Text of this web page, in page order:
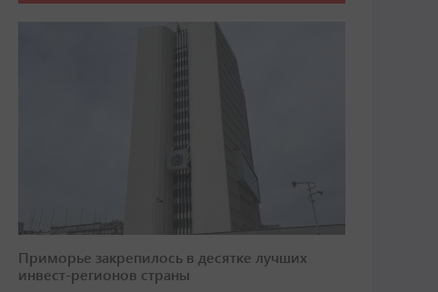
Приморье закрепилось в десятке лучших
инвест-регионов страны